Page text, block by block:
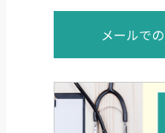
メールで